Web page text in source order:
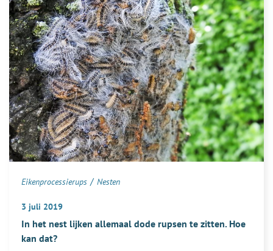
de
boom
Eikenprocessierups / Nesten
3 juli 2019
In het nest lijken allemaal dode rupsen te zitten. Hoe
kan dat?